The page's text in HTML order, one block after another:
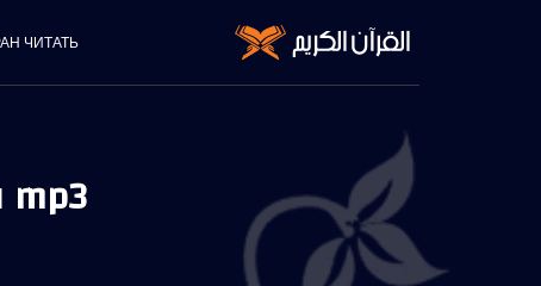
ЧИТАТЬ